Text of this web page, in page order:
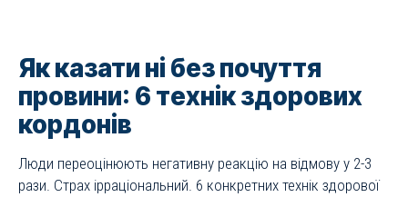
Як казати ні без почуття
провини: 6 технік здорових
кордонів
Люди переоцінюють негативну реакцію на відмову у 2-3
рази. Страх ірраціональний. 6 конкретних технік здорової